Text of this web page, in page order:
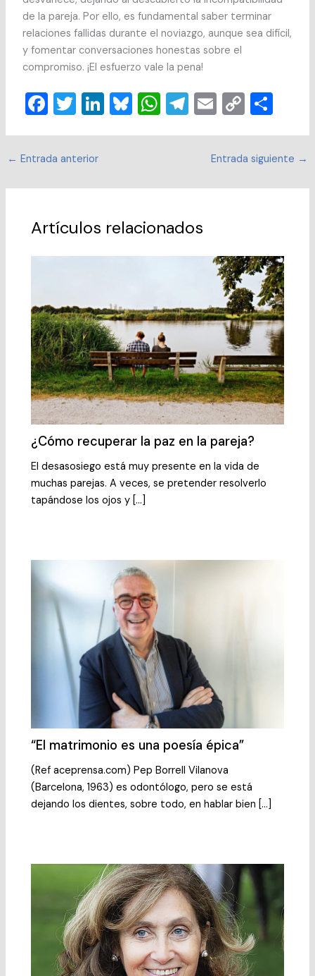
de la pareja. Por ello, es fundamental saber terminar
relaciones fallidas durante el noviazgo, aunque sea difícil,
y fomentar conversaciones honestas sobre el
compromiso. ¡El esfuerzo vale la pena!
F
c
e
b
o
o
k
T
tt
er
Li
dI
n
Bl
y
W
A
p
p
T
a
m
E
ai
l
C
p
y
Li
C
m
p
ar
← Entrada anterior Entrada siguiente →
Artículos relacionados
¿Cómo recuperar la paz en la pareja?
El desasosiego está muy presente en la vida de
muchas parejas. A veces, se pretender resolverlo
tapándose los ojos y […]
“El matrimonio es una poesía épica”
(Ref aceprensa.com) Pep Borrell Vilanova
(Barcelona, 1963) es odontólogo, pero se está
dejando los dientes, sobre todo, en hablar bien […]